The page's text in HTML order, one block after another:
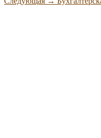
по